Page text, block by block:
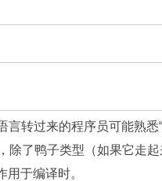
转过来的程序员可能熟悉
除了鸭子类型（如果它走
于编译时。